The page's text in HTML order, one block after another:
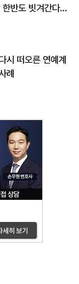
한반도 빗겨간다…
시 떠오른 연예계
례